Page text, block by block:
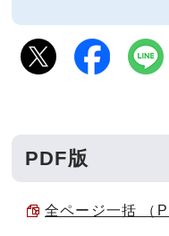
PDF版
全ページ一括 （